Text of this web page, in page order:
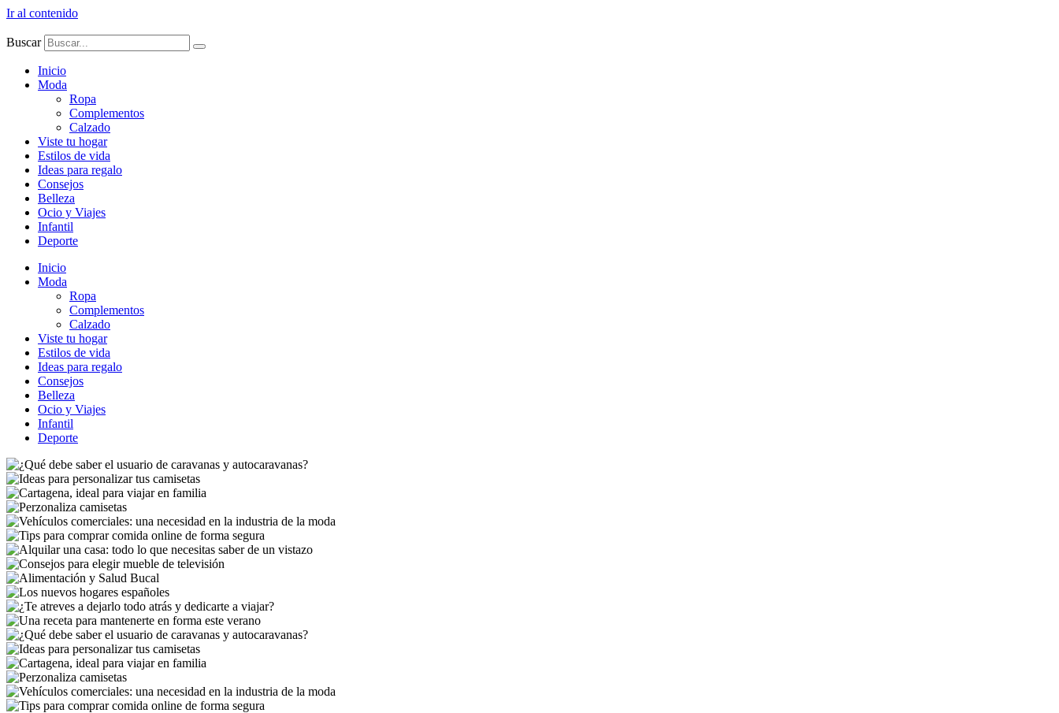
Ir al contenido
Buscar
Inicio
Moda
Ropa
Complementos
Calzado
Viste tu hogar
Estilos de vida
Ideas para regalo
Consejos
Belleza
Ocio y Viajes
Infantil
Deporte
Inicio
Moda
Ropa
Complementos
Calzado
Viste tu hogar
Estilos de vida
Ideas para regalo
Consejos
Belleza
Ocio y Viajes
Infantil
Deporte